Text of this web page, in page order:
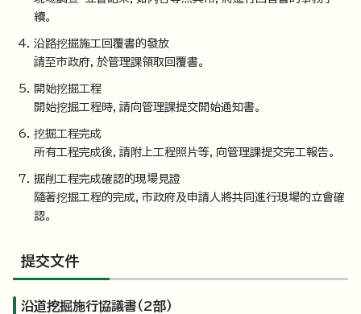
續。
沿路挖掘施工回覆書的發放
請至市政府，於管理課領取回覆書。
開始挖掘工程
開始挖掘工程時，請向管理課提交開始通知書。
挖掘工程完成
所有工程完成後，請附上工程照片等，向管理課提交完工報告。
掘削工程完成確認的現場見證
隨著挖掘工程的完成，市政府及申請人將共同進行現場的立會確
認。
提交文件
沿道挖掘施行協議書（2部）